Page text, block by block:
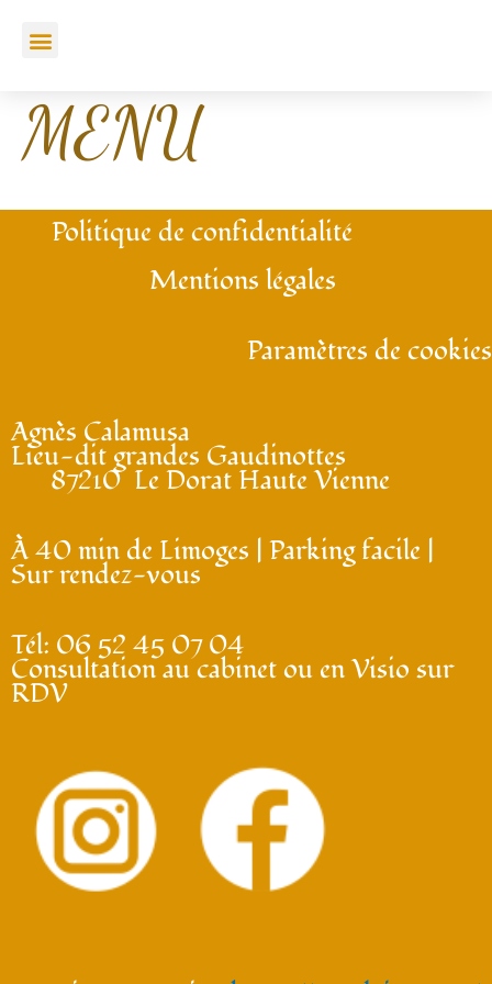
Menu
MENU
Politique de confidentialité
Mentions légales
Paramètres de cookies
Agnès Calamusa
Lieu-dit grandes Gaudinottes
87210 Le Dorat Haute Vienne
À 40 min de Limoges | Parking facile |
Sur rendez-vous
Tél: 06 52 45 07 04
Consultation au cabinet ou en Visio sur
RDV